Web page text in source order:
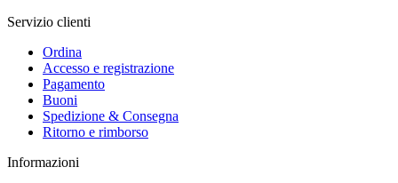
Servizio clienti
Ordina
Accesso e registrazione
Pagamento
Buoni
Spedizione & Consegna
Ritorno e rimborso
Informazioni